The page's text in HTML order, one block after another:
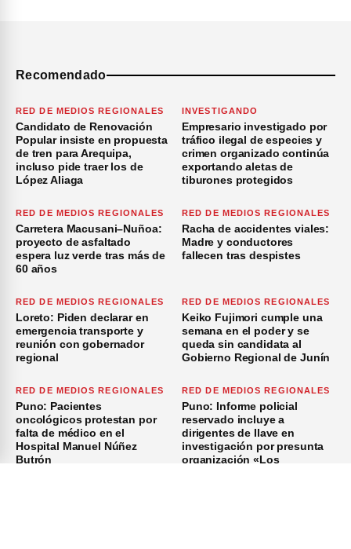
Recomendado
RED DE MEDIOS REGIONALES
Candidato de Renovación
Popular insiste en propuesta
de tren para Arequipa,
incluso pide traer los de
López Aliaga
INVESTIGANDO
Empresario investigado por
tráfico ilegal de especies y
crimen organizado continúa
exportando aletas de
tiburones protegidos
RED DE MEDIOS REGIONALES
Carretera Macusani–Nuñoa:
proyecto de asfaltado
espera luz verde tras más de
60 años
RED DE MEDIOS REGIONALES
Racha de accidentes viales:
Madre y conductores
fallecen tras despistes
RED DE MEDIOS REGIONALES
Loreto: Piden declarar en
emergencia transporte y
reunión con gobernador
regional
RED DE MEDIOS REGIONALES
Keiko Fujimori cumple una
semana en el poder y se
queda sin candidata al
Gobierno Regional de Junín
RED DE MEDIOS REGIONALES
Puno: Pacientes
oncológicos protestan por
falta de médico en el
Hospital Manuel Núñez
Butrón
RED DE MEDIOS REGIONALES
Puno: Informe policial
reservado incluye a
dirigentes de Ilave en
investigación por presunta
organización «Los